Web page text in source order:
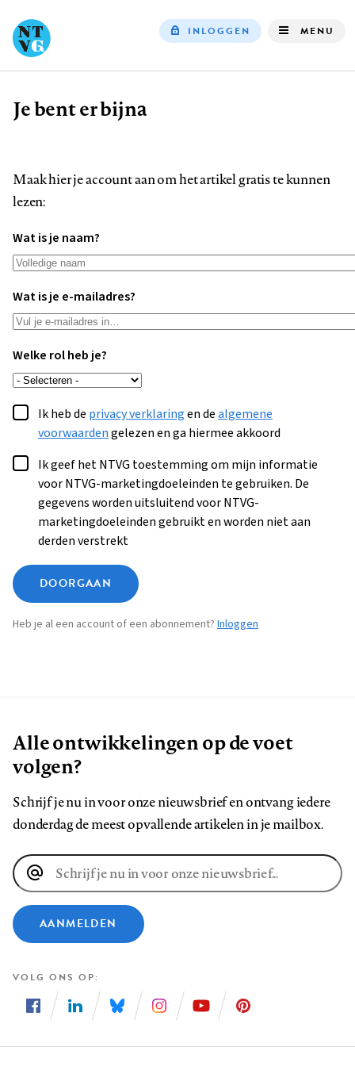
INLOGGEN MENU
Kruimelpad
Je bent er bijna
Maak hier je account aan om het artikel gratis te kunnen
lezen:
Wat is je naam?
Wat is je e-mailadres?
Welke rol heb je?
Ik heb de privacy verklaringen dealgemene
voorwaardengelezen en ga hiermee akkoord
Ik geef het NTVG toestemming om mijn informatie
voor NTVG-marketingdoeleinden te gebruiken. De
gegevens worden uitsluitend voor NTVG-
marketingdoeleinden gebruikt en worden niet aan
derden verstrekt
DOORGAAN
Heb je al een account of een abonnement? Inloggen
Alle ontwikkelingen op de voet
volgen?
Schrijf je nu in voor onze nieuwsbrief en ontvang iedere
donderdag de meest opvallende artikelen in je mailbox.
E-
mailadres
AANMELDEN
VOLG ONS OP
ons
ons
ons
ons
ons
ons